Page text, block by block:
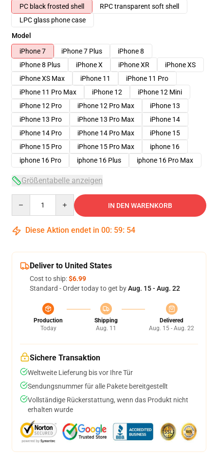
PC black frosted shell
RPC transparent soft shell
LPC glass phone case
Model
iPhone 7
iPhone 7 Plus
iPhone 8
iPhone 8 Plus
iPhone X iPhone XR
iPhone XS
iPhone XS Max
iPhone 11
iPhone 11 Pro
iPhone 11 Pro Max
iPhone 12
iPhone 12 Mini
iPhone 12 Pro
iPhone 12 Pro Max
iPhone 13
iPhone 13 Pro
iPhone 13 Pro Max
iPhone 14
iPhone 14 Pro
iPhone 14 Pro Max
iPhone 15
iPhone 15 Pro
iPhone 15 Pro Max
iphone 16
iphone 16 Pro
iphone 16 Plus iphone 16 Pro Max
Größentabelle anzeigen
IN DEN WARENKORB
Diese Aktion endet in 00: 59: 53
Deliver to United States
Cost to ship:$6.99
Standard - Order today to get byAug. 15 - Aug. 22
Production
Today
Shipping
Aug. 11
Delivered
Aug. 15 - Aug. 22
Sichere Transaktion
Weltweite Lieferung bis vor Ihre Tür
Sendungsnummer für alle Pakete bereitgestellt
Vollständige Rückerstattung, wenn das Produkt nicht
erhalten wurde